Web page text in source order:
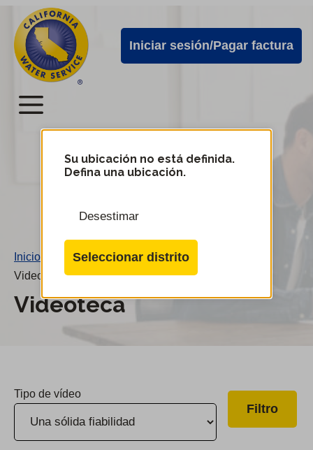
directamente
contenido
principal
Alertas
de
Cal
Water
Iniciar sesión/Pagar factura
Menú
Menú
servicio
Cal
Water
Su ubicación no está definida.
Defina una ubicación.
Desestimar
Seleccionar distrito
Inicio
Videoteca
Videoteca
Tipo de vídeo